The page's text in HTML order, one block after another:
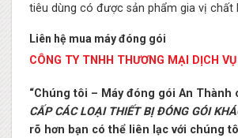
tiêu dùng có được sản phẩm gia vị chất
Liên hệ mua máy đóng gói
CÔNG TY TNHH THƯƠNG MẠI DỊCH
“Chúng tôi – Máy đóng gói An Thành
CẤP CÁC LOẠI THIẾT BỊ ĐÓNG GÓI
rõ hơn bạn có thể liên lạc với chúng